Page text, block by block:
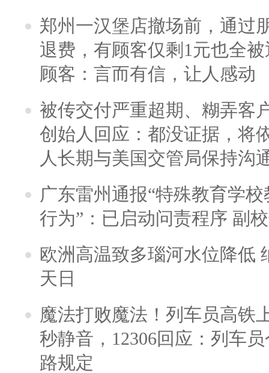
郑州一汉堡店撤场前，通过
退费，有顾客仅剩1元也全
顾客：言而有信，让人感动
被传交付严重超期、糊弄客
创始人回应：都没证据，将
人长期与美国交管局保持沟
广东雷州通报“特殊教育学
行为”：已启动问责程序 副
欧洲高温致多瑙河水位降低
天日
魔法打败魔法！列车员高铁
秒静音，12306回应：列车
路规定